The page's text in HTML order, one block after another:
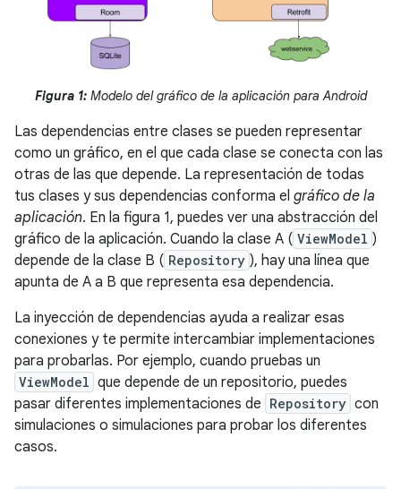
Figura 1:Modelo del gráfico de la aplicación para Android
Las dependencias entre clases se pueden representar
como un gráfico, en el que cada clase se conecta con las
otras de las que depende. La representación de todas
tus clases y sus dependencias conforma el gráfico de la
aplicación. En la figura 1, puedes ver una abstracción del
gráfico de la aplicación. Cuando la clase A ( ViewModel )
depende de la clase B ( Repository ), hay una línea que
apunta de A a B que representa esa dependencia.
La inyección de dependencias ayuda a realizar esas
conexiones y te permite intercambiar implementaciones
para probarlas. Por ejemplo, cuando pruebas un
ViewModel que depende de un repositorio, puedes
pasar diferentes implementaciones de Repository con
simulaciones o simulaciones para probar los diferentes
casos.